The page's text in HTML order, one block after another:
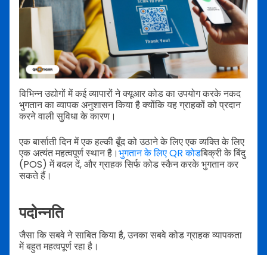
विभिन्न उद्योगों में कई व्यापारों ने क्यूआर कोड का उपयोग करके नकद
भुगतान का व्यापक अनुशासन किया है क्योंकि यह ग्राहकों को प्रदान
करने वाली सुविधा के कारण।
एक बार्साती दिन में एक हल्की बूँद को उठाने के लिए एक व्यक्ति के लिए
एक अत्यंत महत्वपूर्ण स्थान है।भुगतान के लिए QR कोडबिक्री के बिंदु
(POS) में बदल दें, और ग्राहक सिर्फ कोड स्कैन करके भुगतान कर
सकते हैं।
पदोन्नति
जैसा कि सबवे ने साबित किया है, उनका सबवे कोड ग्राहक व्यापकता
में बहुत महत्वपूर्ण रहा है।